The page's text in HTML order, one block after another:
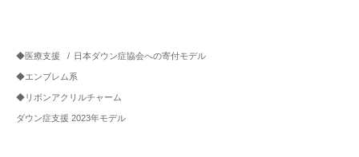
◆医療支援 / 日本ダウン症協会への寄付モデル
◆エンブレム系
◆リボンアクリルチャーム
ダウン症支援 2023年モデル